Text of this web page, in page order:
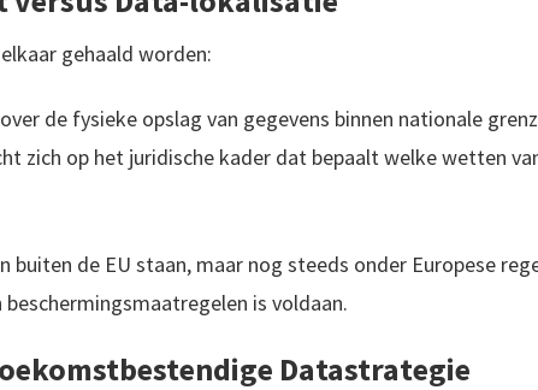
gehaald worden:
de fysieke opslag van gegevens binnen nationale
zich op het juridische kader dat bepaalt welke wetten
buiten de EU staan, maar nog steeds onder Europese
is voldaan.
Datastrategie